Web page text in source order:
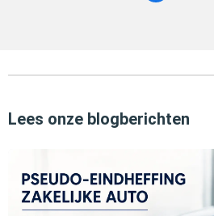
Lees onze blogberichten